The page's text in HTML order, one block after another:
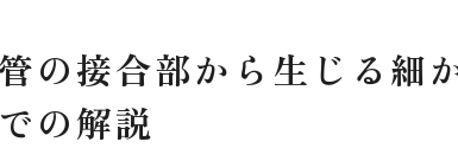
の接合部から生じる細
の解説